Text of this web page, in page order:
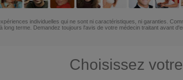
individuelles qui ne sont ni caractéristiques, ni garanties.
terme. Demandez toujours l'avis de votre médecin traitant avant
Choisissez